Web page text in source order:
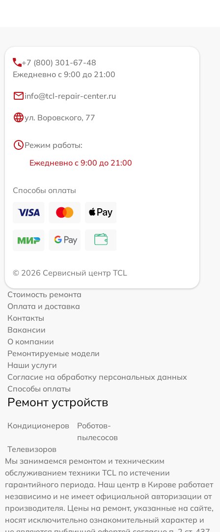
+7 (800) 301-67-48
Ежедневно с 9:00 до 21:00
info@tcl-repair-center.ru
ул. Воровского, 77
Режим работы:
Ежедневно с 9:00 до 21:00
Способы оплаты
© 2026 Сервисный центр TCL
Стоимость ремонта
Оплата и доставка
Контакты
Вакансии
О компании
Ремонтируемые модели
Наши услуги
Согласие на обработку персональных данных
Способы оплаты
Ремонт устройств
Кондиционеров
Роботов-
пылесосов
Телевизоров
Мы занимаемся ремонтом и техническим
обслуживанием техники TCL по истечении
гарантийного периода. Наш центр в Кирове работает
независимо и не имеет официальной авторизации от
производителя. Цены на ремонт, указанные на сайте,
носят исключительно ознакомительный характер и